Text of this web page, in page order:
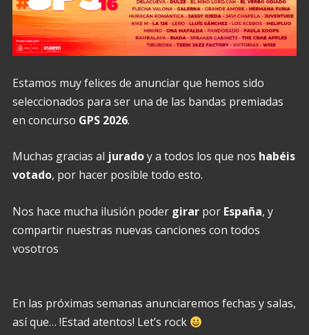
Estamos muy felices de anunciar que hemos sido
seleccionados para ser una de las bandas premiadas
en concurso GPS 2026.
Muchas gracias al juradoy a todos los que nos habéis
votado, por hacer posible todo esto.
Nos hace mucha ilusión poder girarpor España, y
compartir nuestras nuevas canciones con todos
vosotros
En las próximas semanas anunciaremos fechas y salas,
así que… !Estad atentos! Let’s rock